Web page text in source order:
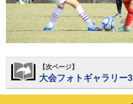
【次ページ】
大会フォトギャラリー3